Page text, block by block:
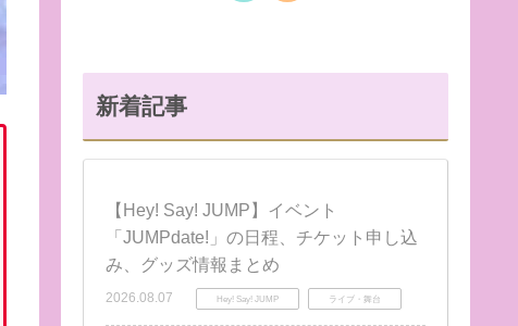
新着記事
【Hey! Say! JUMP】イベント
「JUMPdate!」の日程、チケット申し込
み、グッズ情報まとめ
2026.08.07 Hey! Say! JUMP ライブ・舞台